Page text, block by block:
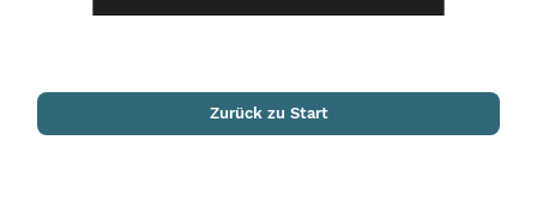
Zurück zu Start